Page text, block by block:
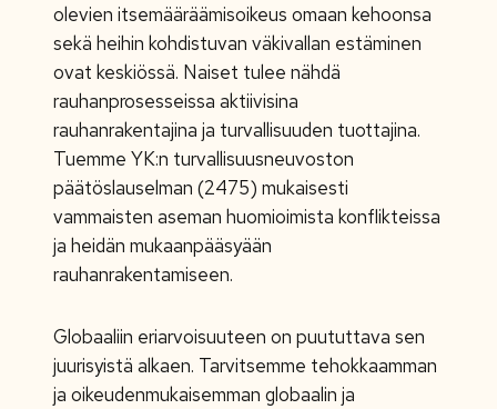
olevien itsemääräämisoikeus omaan kehoonsa
sekä heihin kohdistuvan väkivallan estäminen
ovat keskiössä. Naiset tulee nähdä
rauhanprosesseissa aktiivisina
rauhanrakentajina ja turvallisuuden tuottajina.
Tuemme YK:n turvallisuusneuvoston
päätöslauselman (2475) mukaisesti
vammaisten aseman huomioimista konflikteissa
ja heidän mukaanpääsyään
rauhanrakentamiseen.
Globaaliin eriarvoisuuteen on puututtava sen
juurisyistä alkaen. Tarvitsemme tehokkaamman
ja oikeudenmukaisemman globaalin ja